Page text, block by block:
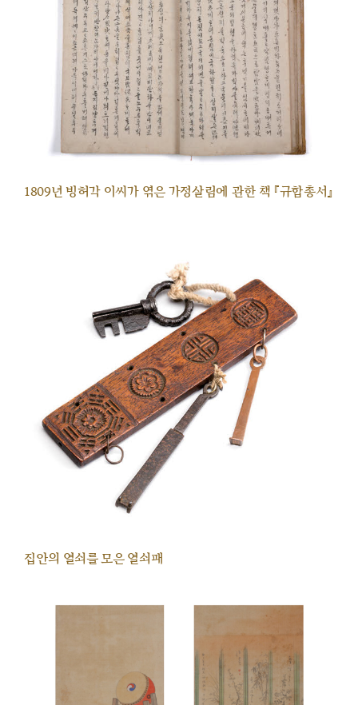
1809년 빙허각 이씨가 엮은 가정살림에 관한 책 『규합총서』
집안의 열쇠를 모은 열쇠패